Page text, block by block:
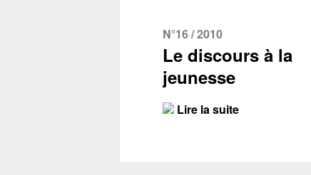
N°16 / 2010
Le discours à la
jeunesse
Lire la suite